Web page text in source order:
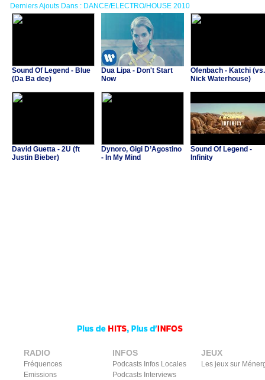
Derniers Ajouts Dans : DANCE/ELECTRO/HOUSE 2010
Sound Of Legend - Blue
(Da Ba dee)
Dua Lipa - Don't Start
Now
Ofenbach - Katchi (vs.
Nick Waterhouse)
David Guetta - 2U (ft
Justin Bieber)
Dynoro, Gigi D’Agostino
- In My Mind
Sound Of Legend -
Infinity
RADIO
Fréquences
Emissions
INFOS
Podcasts Infos Locales
Podcasts Interviews
JEUX
Les jeux sur